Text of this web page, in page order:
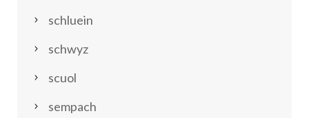
schluein
schwyz
scuol
sempach